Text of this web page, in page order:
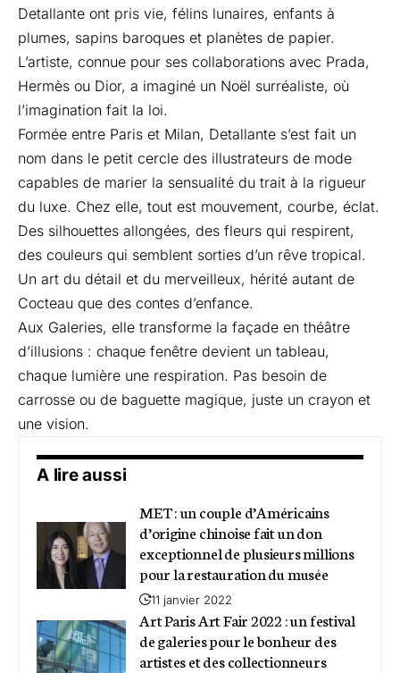
Detallante ont pris vie, félins lunaires, enfants à
plumes, sapins baroques et planètes de papier.
L’artiste, connue pour ses collaborations avec Prada,
Hermès ou Dior, a imaginé un Noël surréaliste, où
l’imagination fait la loi.
Formée entre Paris et Milan, Detallante s’est fait un
nom dans le petit cercle des illustrateurs de mode
capables de marier la sensualité du trait à la rigueur
du luxe. Chez elle, tout est mouvement, courbe, éclat.
Des silhouettes allongées, des fleurs qui respirent,
des couleurs qui semblent sorties d’un rêve tropical.
Un art du détail et du merveilleux, hérité autant de
Cocteau que des contes d’enfance.
Aux Galeries, elle transforme la façade en théâtre
d’illusions : chaque fenêtre devient un tableau,
chaque lumière une respiration. Pas besoin de
carrosse ou de baguette magique, juste un crayon et
une vision.
A lire aussi
MET : un couple d’Américains
d’origine chinoise fait un don
exceptionnel de plusieurs millions
pour la restauration du musée
11 janvier 2022
Art Paris Art Fair 2022 : un festival
de galeries pour le bonheur des
artistes et des collectionneurs